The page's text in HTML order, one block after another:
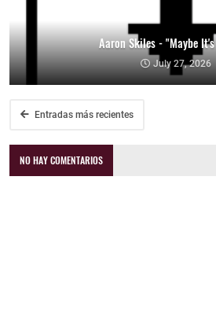
Aaron Skiles - "Maybe
July 27, 2026
Entradas más recientes
NO HAY COMENTARIOS